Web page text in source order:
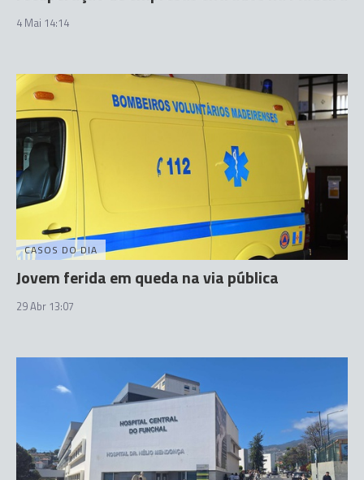
4 Mai 14:14
CASOS DO DIA
Jovem ferida em queda na via pública
29 Abr 13:07